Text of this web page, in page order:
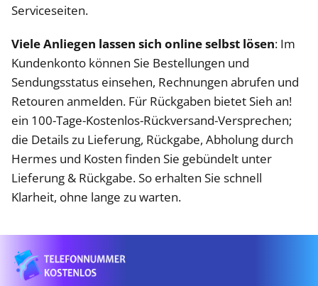
Serviceseiten.
Viele Anliegen lassen sich online selbst lösen: Im
Kundenkonto können Sie Bestellungen und
Sendungsstatus einsehen, Rechnungen abrufen und
Retouren anmelden. Für Rückgaben bietet Sieh an!
ein 100-Tage-Kostenlos-Rückversand-Versprechen;
die Details zu Lieferung, Rückgabe, Abholung durch
Hermes und Kosten finden Sie gebündelt unter
Lieferung & Rückgabe. So erhalten Sie schnell
Klarheit, ohne lange zu warten.